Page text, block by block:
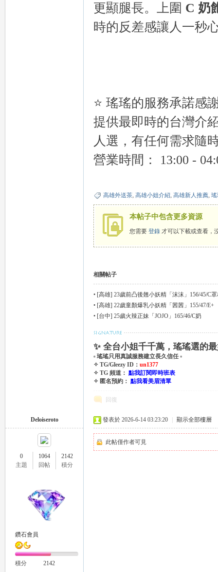
更顯腿長。上圍 C 奶
時的反差感讓人一秒
⭐ 瑤瑤的服務承諾感
提供最即時的台灣介
人選，有任何需求隨
營業時間： 13:00 -
高雄外送茶, 高雄小姐介紹, 高雄新人推薦,
本帖子中包含更多資源
您需要 登錄 才可以下載或查看，
相關帖子
• [高雄] 23歲前凸後翹小妖精「沫沫」156/45/C
• [高雄] 22歲童顏爆乳小妖精「茜茜」155/47/E+
• [台中] 25歲火辣正妹「JOJO」165/46/C奶
✨ 全台小姐千千萬，瑤瑤選的
▫ 瑤瑤只用真誠服務建立長久信任 ▫
✧ TG/Gleezy ID： un1377
✧ TG 頻道： 點我訂閱即時班表
✧ 匿名預約： 點我看美眉清單
回復
Deloiseroto
0
主題
1064
回帖
2142
積分
鑽石會員
積分 2142
發表於 2026-6-14 03:23:20 顯示全部樓層
此帖僅作者可見